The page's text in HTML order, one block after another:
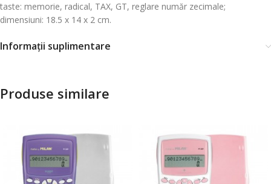
taste: memorie, radical, TAX, GT, reglare număr zecimale;
dimensiuni: 18.5 x 14 x 2 cm.
Informații suplimentare
Produse similare